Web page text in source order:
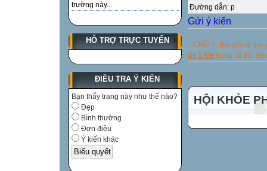
trường này...
HỖ TRỢ TRỰC TUYẾN
ĐIỀU TRA Ý KIẾN
Bạn thấy trang này như thế nào?
Đẹp
Bình thường
Đơn điệu
Ý kiến khác
gian 15 giây.
* Hết 15 giây
* Nếu bị ban tổ
huỷ bỏ đáp án
nghĩ và không
rung chuông
Đường dẫn: p
Gửi ý kiến
↓ CHÚ Ý: Bài giảng này
thị 1 file trong số đó, đề
HỘI KHỎE